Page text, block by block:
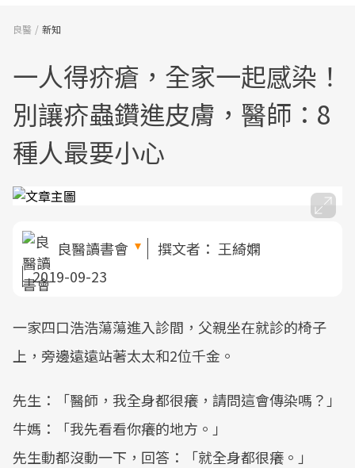
良醫 新知
一人得疥瘡，全家一起感染！
別讓疥蟲鑽進皮膚，醫師：8
種人最要小心
良醫讀書會 撰文者： 王綺嫻
2019-09-23
一家四口浩浩蕩蕩進入診間，父親坐在就診的椅子
上，旁邊遠遠站著太太和2位千金。
先生：「醫師，我全身都很癢，請問這會傳染嗎？」
牛媽：「我先看看你癢的地方。」
先生動都沒動一下，回答：「就全身都很癢。」